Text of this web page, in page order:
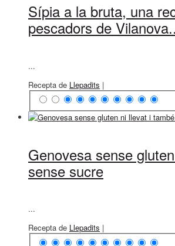
Sípia a la bruta, una
pescadors de
...
Recepta de Llepadits |
Genovesa sense
sense sucre
...
Recepta de Llepadits |